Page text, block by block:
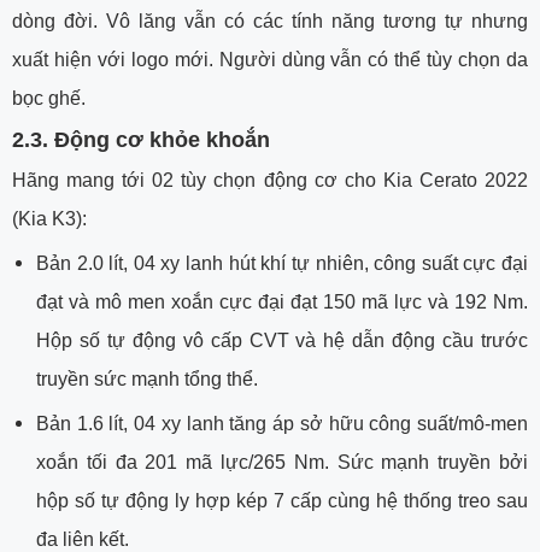
dòng đời. Vô lăng vẫn có các tính năng tương tự nhưng
xuất hiện với logo mới. Người dùng vẫn có thể tùy chọn da
bọc ghế.
2.3. Động cơ khỏe khoắn
Hãng mang tới 02 tùy chọn động cơ cho Kia Cerato 2022
(Kia K3):
Bản 2.0 lít, 04 xy lanh hút khí tự nhiên, công suất cực đại
đạt và mô men xoắn cực đại đạt 150 mã lực và 192 Nm.
Hộp số tự động vô cấp CVT và hệ dẫn động cầu trước
truyền sức mạnh tổng thể.
Bản 1.6 lít, 04 xy lanh tăng áp sở hữu công suất/mô-men
xoắn tối đa 201 mã lực/265 Nm. Sức mạnh truyền bởi
hộp số tự động ly hợp kép 7 cấp cùng hệ thống treo sau
đa liên kết.